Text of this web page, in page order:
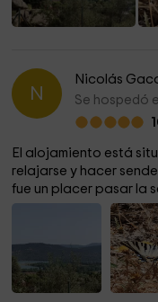
N
Nicolás
Se hospedó
El alojamiento está
relajarse y hacer
fue un placer pasar la